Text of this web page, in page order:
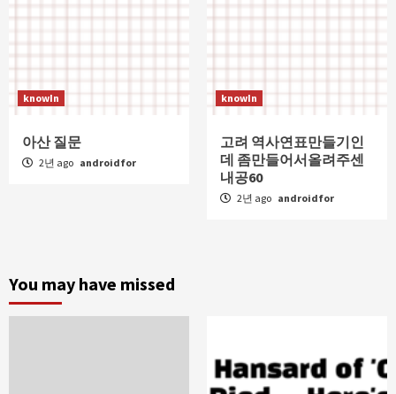
knowIn
아산 질문
2년 ago androidfor
knowIn
고려 역사연표만들기인
데 좀만들어서올려주센
내공60
2년 ago androidfor
You may have missed